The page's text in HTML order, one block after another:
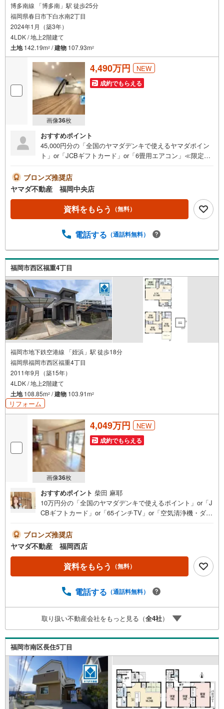
博多南線 「博多南」駅 徒歩25分
福岡県春日市下白水南2丁目
2024年1月（築3年）
4LDK / 地上2階建て
土地142.19m2 /建物 107.93m2
画像36枚
4,490万円 NEW
成約でもらえる
おすすめポイント
45,000円分の「全国のヤマダデンキで使えるヤマダポイン
ト」or「JCBギフトカード」or「6畳用エアコン」≪限定1
購入相談で来店後、Google口コミ投稿で2000円分のQUOカ
ードプレゼント！※一世帯2回まで土日祝日もご案内可能で
す＾＾既に他社で見積もりが出ている方！入居までの費用
を抑えたい方！ぜひ、一度「ヤマダ不動産」へご相談にお
越しください！あらゆる不安や疑問に誠心誠意お応えしま
静な住宅地春日西小・中学校まで徒歩5分JR「博多南」駅
グスチール階段■2階にカウンター付きのフリースペースあ
り■寝室は7.5帖！WIC付き全居室収納付■玄関にシューズク
ローク付■駐車2台■ハローデイ春日店（車4分/1.2km）春日
西小学校:徒歩約5分春日西中学校:徒歩約5分
ブロンズ推奨店
ヤマダ不動産 福岡中央店
資料をもらう （無料）
電話する （通話料無料）
福岡市西区福重4丁目
福岡市地下鉄空港線 「姪浜」駅 徒歩18分
福岡県福岡市西区福重4丁目
2011年9月（築15年）
4LDK / 地上2階建て
土地108.85m2 /建物 103.91m2
リフォーム
画像36枚
4,049万円 NEW
成約でもらえる
おすすめポイント 柴田 麻耶
10万円分の「全国のヤマダデンキで使えるポイント」or「J
CBギフトカード」or「65インチTV」or「空気清浄機・ダイ
デンキ特別優待割引券」≪限定1品≫プレゼント※PayPay
ポイントとの併用不可さらに、ご購入相談で来店後、Googl
e口コミ投稿で2000円分のQUOカードプレゼント！※一世帯
2回まで土日祝日もご案内可能です＾＾是非一度「ヤマダ不
動産」へご相談ください！駐車並列2台4LDK＋ロフト付
です■室内クリーニング済みで即入居可！■全室2面採光。
ブロンズ推奨店
ヤマダ不動産 福岡西店
資料をもらう （無料）
電話する （通話料無料）
取り扱い不動産会社をもっと見る（全4社）
福岡市南区長住5丁目